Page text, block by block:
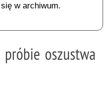
w archiwum.
oszustwa